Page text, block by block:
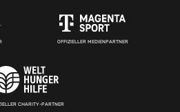
OFFIZIELLER MEDIENPARTNER
CHARITY-PARTNER